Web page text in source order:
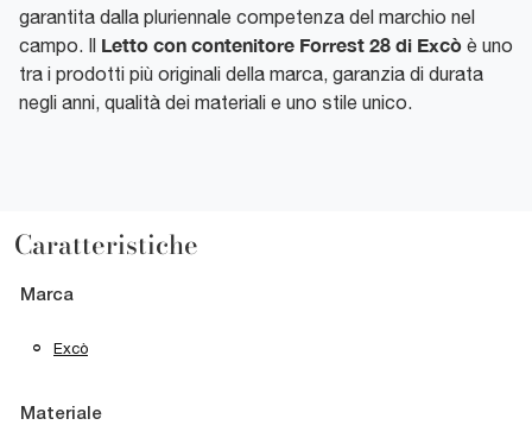
garantita dalla pluriennale competenza del marchio nel
campo. Il Letto con contenitore Forrest 28 di Excò è uno
tra i prodotti più originali della marca, garanzia di durata
negli anni, qualità dei materiali e uno stile unico.
Caratteristiche
Marca
Excò
Materiale